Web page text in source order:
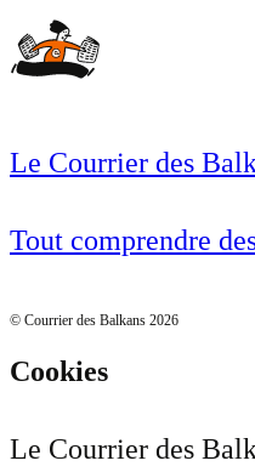
Le Courrier des
Tout comprendre
© Courrier des Balkans 2026
Cookies
Le Courrier des